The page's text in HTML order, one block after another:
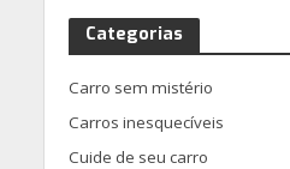
Categorias
Carro sem mistério
Carros inesquecíveis
Cuide de seu carro